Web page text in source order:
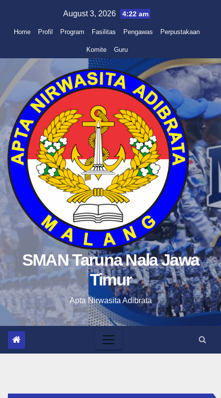
content
August 3, 2026 4:22 am
Home Profil Program Fasilitas Pengawas Perpustakaan
Komite Guru
SMAN Taruna Nala Jawa
Timur
Apta Nirwasita Adibrata